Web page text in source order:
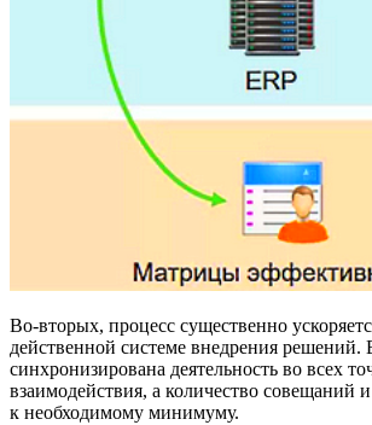
Во-вторых, процесс существенно
действенной системе внедрения решений.
синхронизирована деятельность во всех
взаимодействия, а количество совещаний
к необходимому минимуму.